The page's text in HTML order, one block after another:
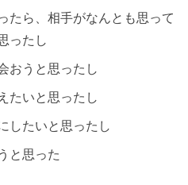
たら、相手がなんとも思って
ったし
おうと思ったし
たいと思ったし
したいと思ったし
と思った